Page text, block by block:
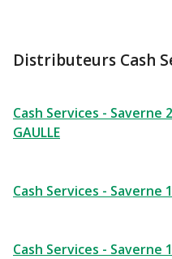
Distributeurs Cash
Cash Services - Saverne 2
GAULLE
Cash Services - Saverne 1
Cash Services - Saverne